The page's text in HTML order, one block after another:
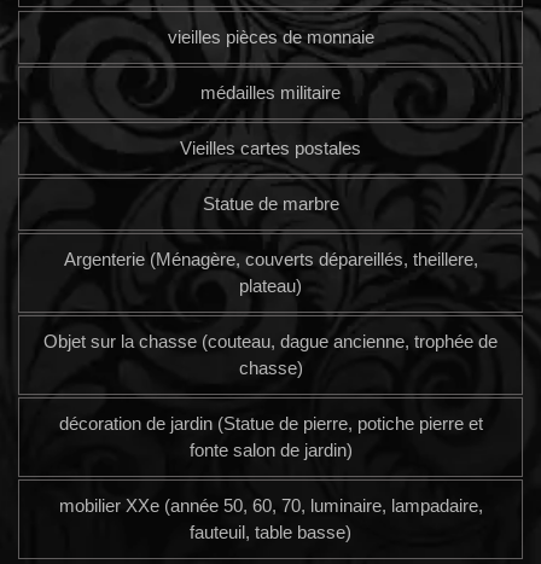
vieilles pièces de monnaie
médailles militaire
Vieilles cartes postales
Statue de marbre
Argenterie (Ménagère, couverts dépareillés, theillere,
plateau)
Objet sur la chasse (couteau, dague ancienne, trophée de
chasse)
décoration de jardin (Statue de pierre, potiche pierre et
fonte salon de jardin)
mobilier XXe (année 50, 60, 70, luminaire, lampadaire,
fauteuil, table basse)